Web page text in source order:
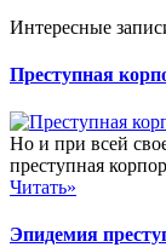
Интересные
Преступная
Но и при всей
преступная
Читать»
Эпидемия